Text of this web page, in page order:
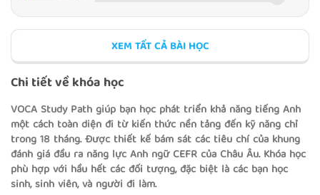
Bài 5
FEELINGS
Cảm xúc
Bài 6
WORK AND EDUCATION
Công việc và giáo dục
XEM TẤT CẢ BÀI HỌC
Chi tiết về khóa học
VOCA Study Path giúp bạn học phát triển khả năng tiếng Anh
một cách toàn diện đi từ kiến thức nền tảng đến kỹ năng chỉ
trong 18 tháng. Được thiết kế bám sát các tiêu chí của khung
đánh giá đầu ra năng lực Anh ngữ CEFR của Châu Âu. Khóa học
phù hợp với hầu hết các đối tượng, đặc biệt là các bạn học
sinh, sinh viên, và người đi làm.